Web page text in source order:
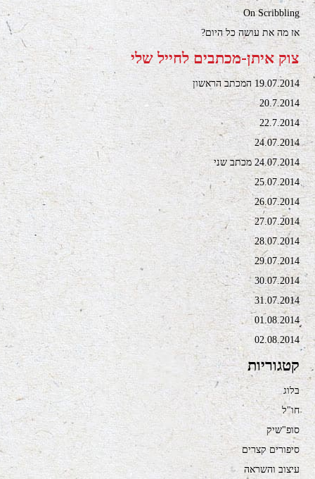
On Scribbling
אז מה את עושה כל היום?
צוק איתן-מכתבים לחייל שלי
19.07.2014 המכתב הראשון
20.7.2014
22.7.2014
24.07.2014
24.07.2014 מכתב שני
25.07.2014
26.07.2014
27.07.2014
28.07.2014
29.07.2014
30.07.2014
31.07.2014
01.08.2014
02.08.2014
קטגוריות
בלוג
חו"ל
סופ"שיק
סיפורים קצרים
עיצוב והשראה